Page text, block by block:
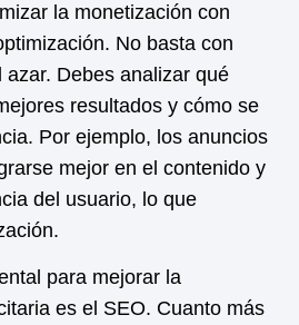
la monetización con
No basta con
Debes analizar qué
resultados y cómo se
Por ejemplo, los anuncios
mejor en el contenido y
del usuario, lo que
.
para mejorar la
es el SEO. Cuanto más